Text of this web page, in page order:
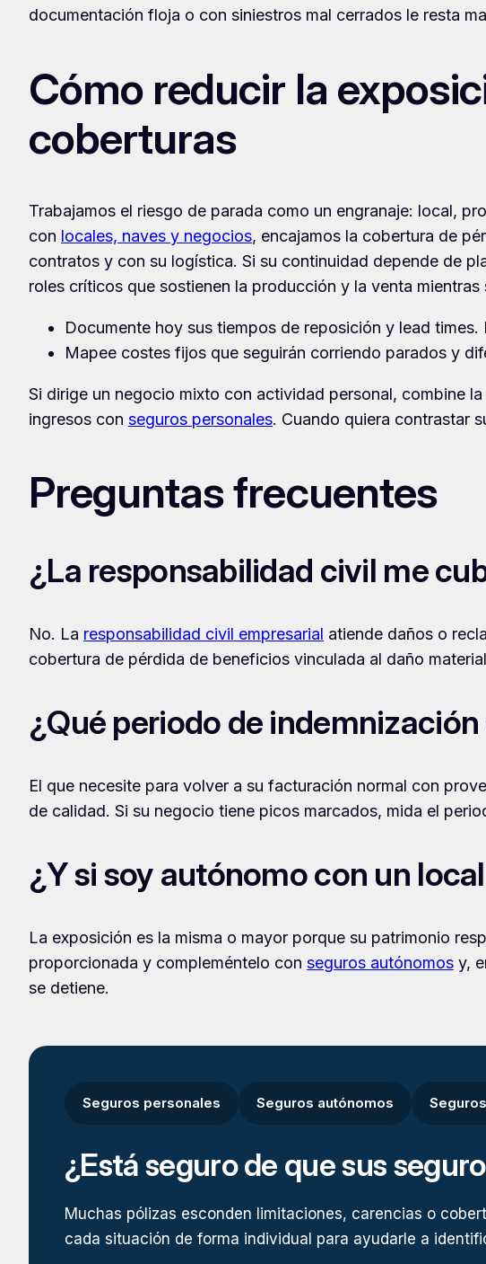
documentación floja o con siniestros mal cerrados le resta
Cómo reducir la
coberturas
Trabajamos el riesgo de parada como un engranaje: local,
con locales, naves y negocios, encajamos la cobertura de
contratos y con su logística. Si su continuidad depende de
roles críticos que sostienen la producción y la venta mientras
Documente hoy sus tiempos de reposición y lead
Mapee costes fijos que seguirán corriendo parados y
Si dirige un negocio mixto con actividad personal, combine
ingresos con seguros personales. Cuando quiera contrastar
Preguntas frecuentes
¿La responsabilidad civil me
No. La responsabilidad civil empresarial atiende daños o
cobertura de pérdida de beneficios vinculada al daño
¿Qué periodo de
El que necesite para volver a su facturación normal con
de calidad. Si su negocio tiene picos marcados, mida el
¿Y si soy autónomo con un
La exposición es la misma o mayor porque su patrimonio
proporcionada y compleméntelo con seguros autónomos y,
se detiene.
Seguros personales Seguros autónomos
¿Está seguro de que sus
Muchas pólizas esconden limitaciones, carencias o
cada situación de forma individual para ayudarle a